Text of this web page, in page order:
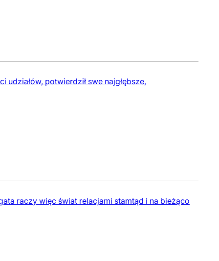
udziałów, potwierdził swe najgłębsze,
raczy więc świat relacjami stamtąd i na bieżąco